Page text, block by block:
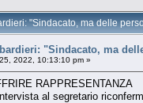
"Sindacato, ma delle
"Sindacato, ma
2022, 10:13:10 pm »
RAPPRESENTANZA
al segretario